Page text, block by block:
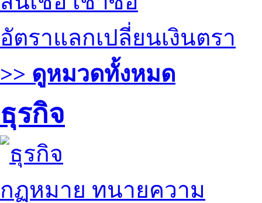
อัตราแลกเปลี่ยนเงินตรา
>> ดูหมวดทั้งหมด
ธุรกิจ
กฏหมาย ทนายความ